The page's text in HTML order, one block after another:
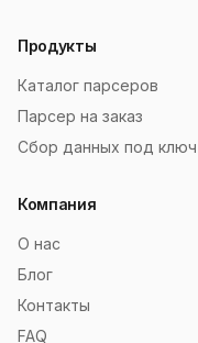
Продукты
Каталог парсеров
Парсер на заказ
Сбор данных под ключ
Компания
О нас
Блог
Контакты
FAQ